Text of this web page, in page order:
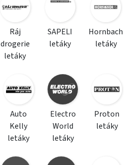
Ráj
drogerie
letáky
SAPELI
letáky
Hornbach
letáky
Auto
Kelly
letáky
Electro
World
letáky
Proton
letáky